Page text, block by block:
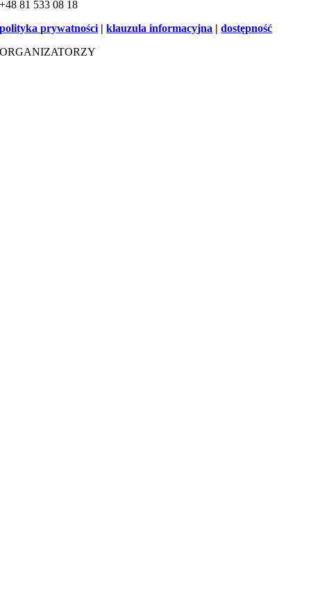
+48 81 533 08 18
polityka prywatności |klauzula informacyjna |dostępność
ORGANIZATORZY